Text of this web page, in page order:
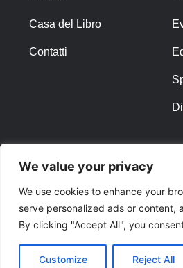
We value your privacy
We use cookies to enhance your
serve personalized ads or content,
By clicking "Accept All", you
Customize Reject All
Casa del Libro
Contatti
Privacy Policy